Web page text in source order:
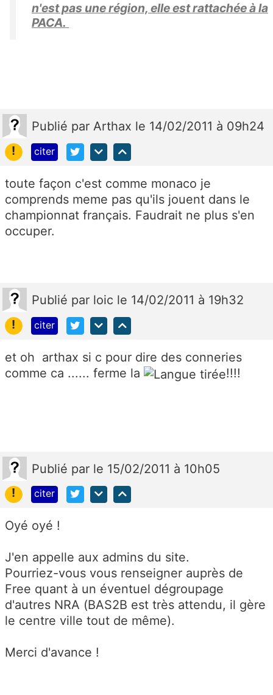
n'est pas une région, elle est rattachée à la
PACA.
Publié par Arthax le 14/02/2011 à 09h24
!
citer
toute façon c'est comme monaco je
comprends meme pas qu'ils jouent dans le
championnat français. Faudrait ne plus s'en
occuper.
Publié par loic le 14/02/2011 à 19h32
!
citer
et oh arthax si c pour dire des conneries
comme ca ...... ferme la
!!!!
Publié par le 15/02/2011 à 10h05
!
citer
Oyé oyé !
J'en appelle aux admins du site.
Pourriez-vous vous renseigner auprès de
Free quant à un éventuel dégroupage
d'autres NRA (BAS2B est très attendu, il gère
le centre ville tout de même).
Merci d'avance !